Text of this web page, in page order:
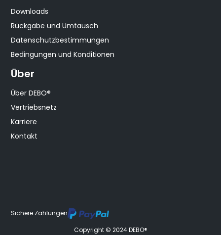
Downloads
Rückgabe und Umtausch
Datenschutzbestimmungen
Bedingungen und Konditionen
Über
Über DEBO®
Vertriebsnetz
Karriere
Kontakt
Sichere Zahlungen
Copyright © 2024 DEBO®